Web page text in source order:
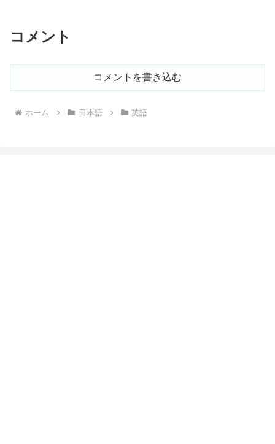
コメント
コメントを書き込む
ホーム 日本語 英語